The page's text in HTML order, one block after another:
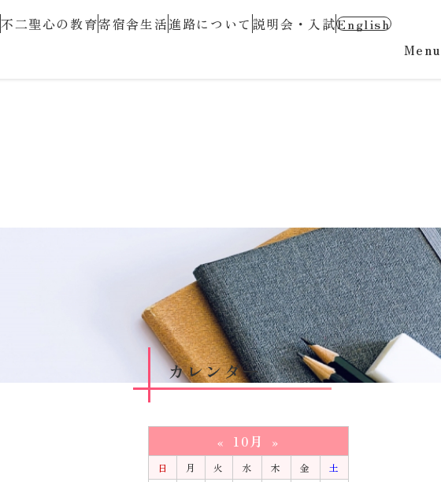
不二聖心の教育寄宿舎生活進路について 説明会・入試English
Menu
カレンダー
« 10月 »
日 月 火 水 木 金
土